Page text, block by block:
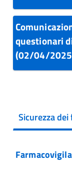
questionari
(02/04/
Sicurezza